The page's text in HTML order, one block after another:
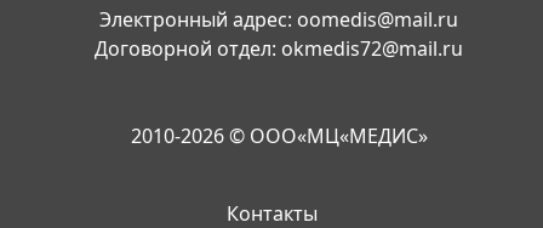
Электронный адрес: oomedis@mail.ru
Договорной отдел: okmedis72@mail.ru
2010-2026 © ООО«МЦ«МЕДИС»
Контакты